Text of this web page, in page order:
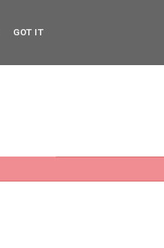
GOT IT